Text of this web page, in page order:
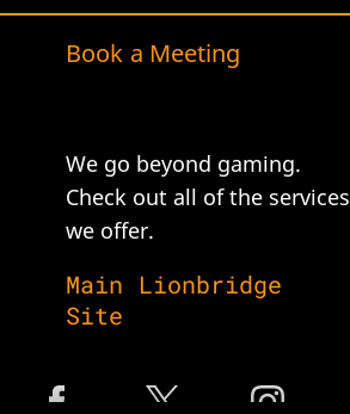
Book a Meeting
We go beyond gaming.
Check out all of the services
we offer.
Main Lionbridge
Site